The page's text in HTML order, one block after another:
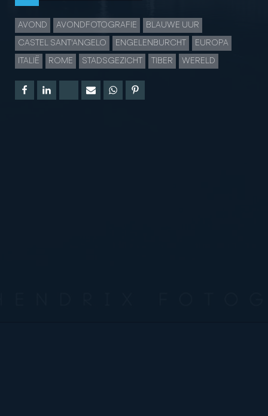
AVOND AVONDFOTOGRAFIE BLAUWE UUR
CASTEL SANT'ANGELO ENGELENBURCHT EUROPA
ITALIË ROME STADSGEZICHT TIBER WERELD